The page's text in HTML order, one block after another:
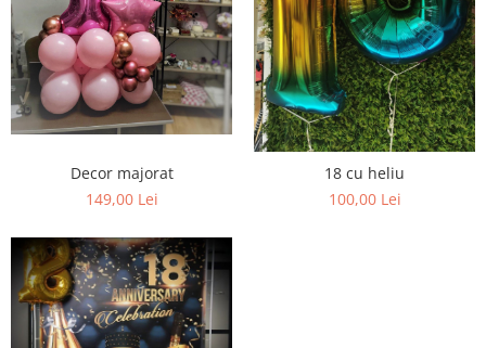
Decor majorat
149,00 Lei
18 cu heliu
100,00 Lei